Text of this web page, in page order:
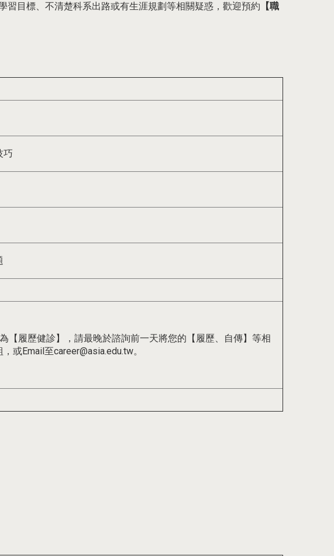
目標、不清楚科系出路或有生涯規劃等相關疑惑，歡迎預約 【職
巧
【履歷健診】，請最晚於諮詢前一天將您的【履歷、自傳】等相
或Email至career@asia.edu.tw。